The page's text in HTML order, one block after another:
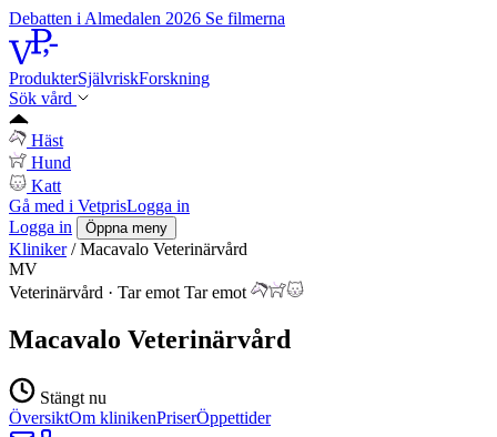
Debatten i Almedalen 2026 Se filmerna
ProdukterSjälvriskForskning
Sök vård
Häst
Hund
Katt
Gå med i VetprisLogga in
Logga in
Öppna meny
Kliniker / Macavalo Veterinärvård
MV
Veterinärvård · Tar emot Tar emot
Macavalo Veterinärvård
Stängt nu
ÖversiktOm klinikenPriserÖppettider